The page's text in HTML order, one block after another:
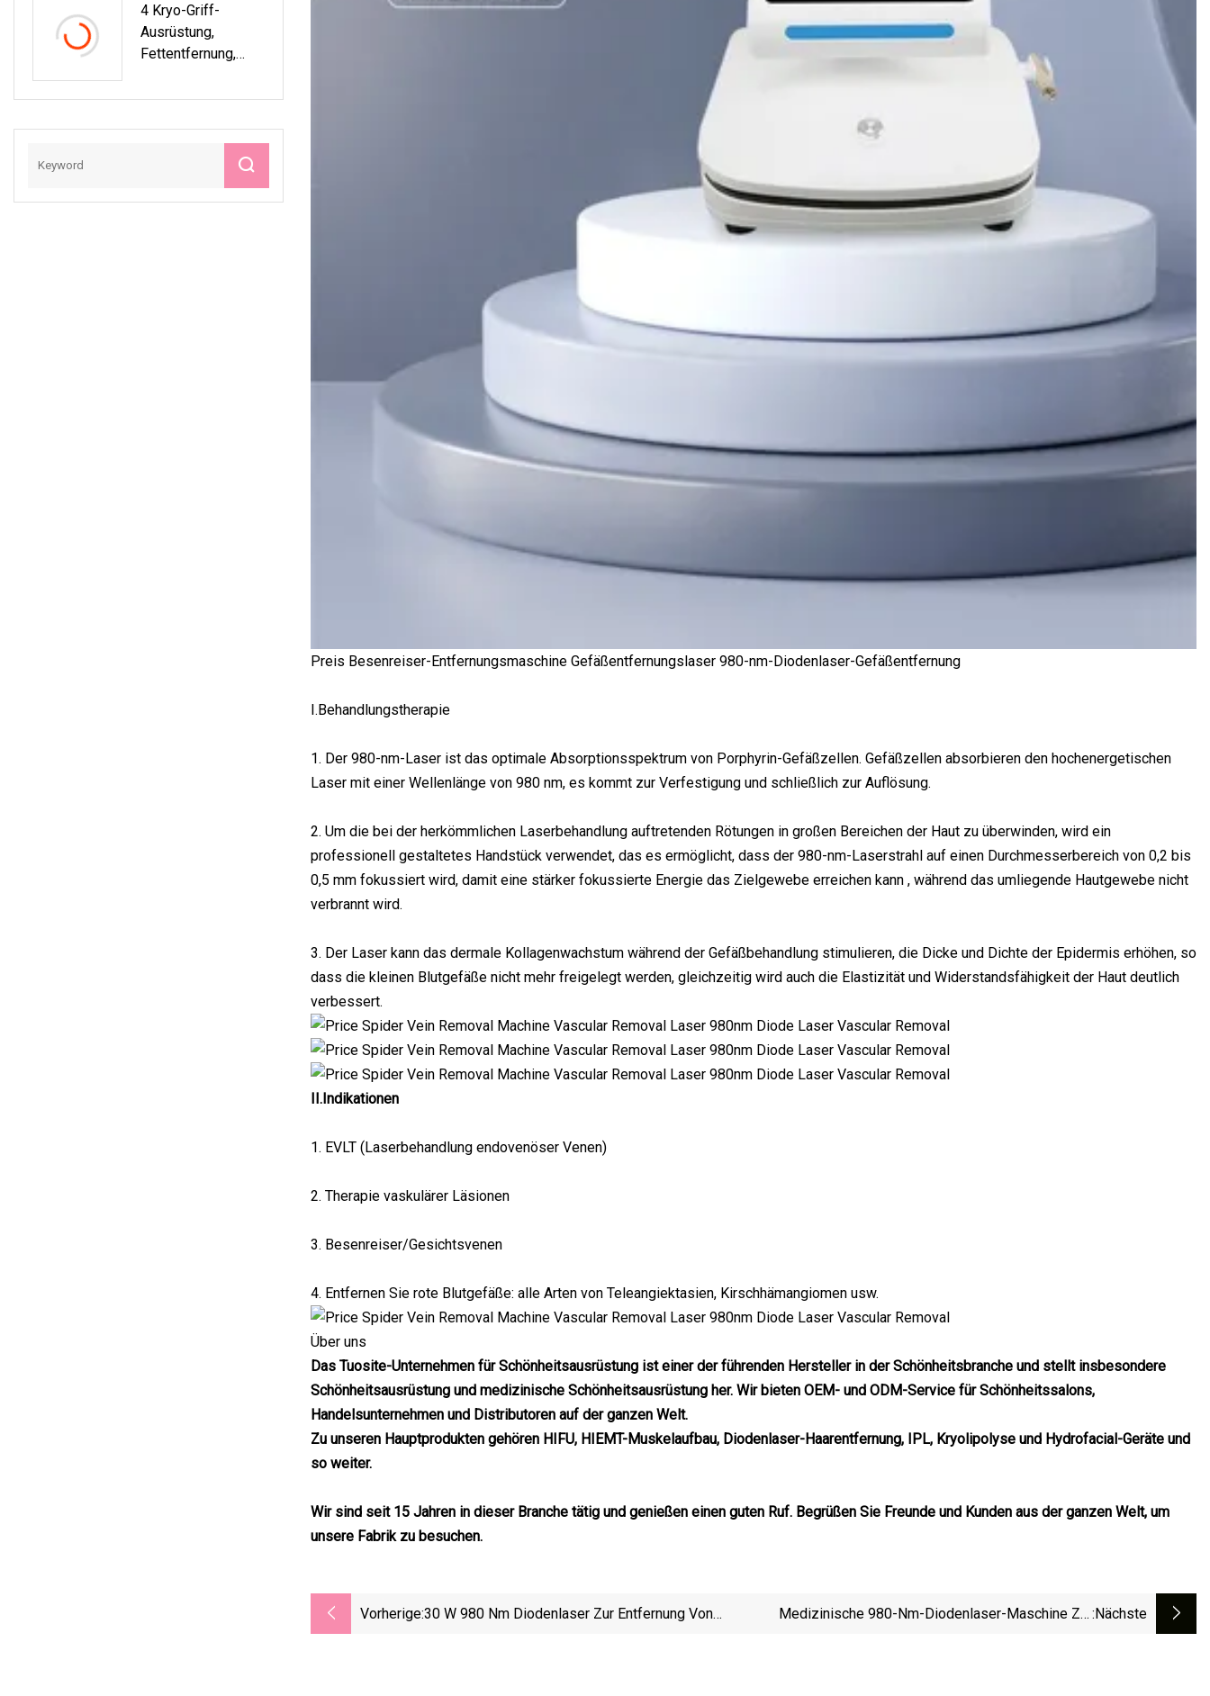
Lipolaser-
Maschine, 980 Nm,
1470 Nm
Multifunktionsmasc
Hine
4 Kryo-Griff-
Ausrüstung,
Fettentfernung,
Schlankheits-
Schlankheitsmasch
Preis Besenreiser-Entfernungsmaschine Gefäßentfernungslaser 980-nm-Diodenlaser-Gefäßentfernung
I.Behandlungstherapie
1. Der 980-nm-Laser ist das optimale Absorptionsspektrum von Porphyrin-Gefäßzellen. Gefäßzellen absorbieren den hochenergetischen
Laser mit einer Wellenlänge von 980 nm, es kommt zur Verfestigung und schließlich zur Auflösung.
2. Um die bei der herkömmlichen Laserbehandlung auftretenden Rötungen in großen Bereichen der Haut zu überwinden, wird ein
professionell gestaltetes Handstück verwendet, das es ermöglicht, dass der 980-nm-Laserstrahl auf einen Durchmesserbereich von 0,2 bis
0,5 mm fokussiert wird, damit eine stärker fokussierte Energie das Zielgewebe erreichen kann , während das umliegende Hautgewebe nicht
verbrannt wird.
3. Der Laser kann das dermale Kollagenwachstum während der Gefäßbehandlung stimulieren, die Dicke und Dichte der Epidermis erhöhen, so
dass die kleinen Blutgefäße nicht mehr freigelegt werden, gleichzeitig wird auch die Elastizität und Widerstandsfähigkeit der Haut deutlich
verbessert.
II.Indikationen
1. EVLT (Laserbehandlung endovenöser Venen)
2. Therapie vaskulärer Läsionen
3. Besenreiser/Gesichtsvenen
4. Entfernen Sie rote Blutgefäße: alle Arten von Teleangiektasien, Kirschhämangiomen usw.
Über uns
Das Tuosite-Unternehmen für Schönheitsausrüstung ist einer der führenden Hersteller in der Schönheitsbranche und stellt insbesondere
Schönheitsausrüstung und medizinische Schönheitsausrüstung her. Wir bieten OEM- und ODM-Service für Schönheitssalons,
Handelsunternehmen und Distributoren auf der ganzen Welt.
Zu unseren Hauptprodukten gehören HIFU, HIEMT-Muskelaufbau, Diodenlaser-Haarentfernung, IPL, Kryolipolyse und Hydrofacial-Geräte und
so weiter.
Wir sind seit 15 Jahren in dieser Branche tätig und genießen einen guten Ruf. Begrüßen Sie Freunde und Kunden aus der ganzen Welt, um
unsere Fabrik zu besuchen.
Vorherige:30 W 980 Nm Diodenlaser Zur Entfernung Von
Medizinische 980-Nm-Diodenlaser-Maschine Zur :nächste